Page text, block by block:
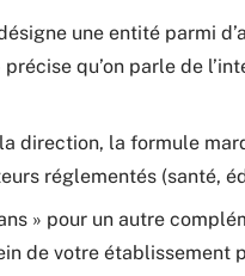
une entité parmi
qu’on parle de
direction, la formule
réglementés (santé,
» pour un autre
de votre établissement